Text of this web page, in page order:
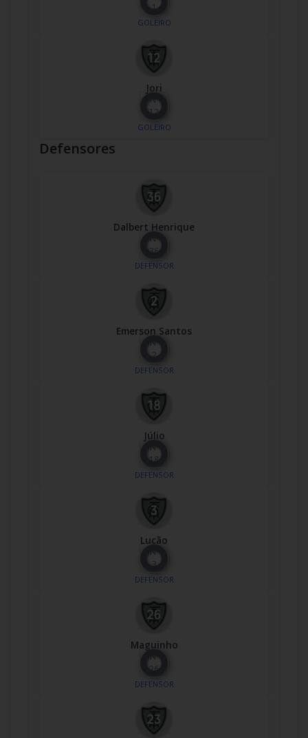
1
GOLEIRO
Jori
Nº
12
GOLEIRO
Defensores
Dalbert Henrique
Nº
36
DEFENSOR
Emerson Santos
Nº
2
DEFENSOR
Júlio
Nº
18
DEFENSOR
Lucão
Nº
3
DEFENSOR
Maguinho
Nº
26
DEFENSOR